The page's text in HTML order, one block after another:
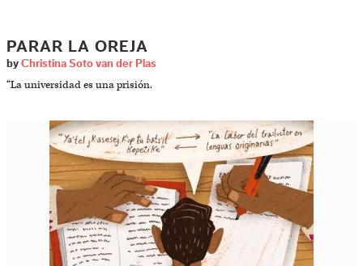
PARAR LA OREJA
by Christina Soto van der Plas
“La universidad es una prisión.